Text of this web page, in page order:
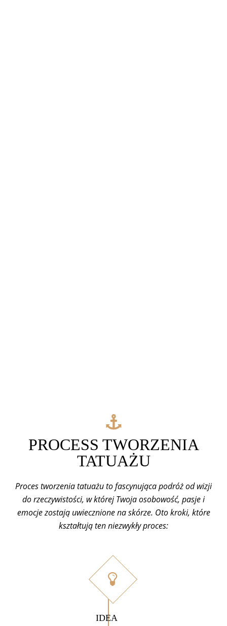
PROCESS TWORZENIA
TATUAŻU
Proces tworzenia tatuażu to fascynująca podróż od wizji
do rzeczywistości, w której Twoja osobowość, pasje i
emocje zostają uwiecznione na skórze. Oto kroki, które
kształtują ten niezwykły proces:
IDEA